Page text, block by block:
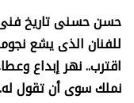
حسن حسنى تاريخ فنى
للفنان الذى يشع
اقترب.. نهر إبداع
نملك سوى أن تقول